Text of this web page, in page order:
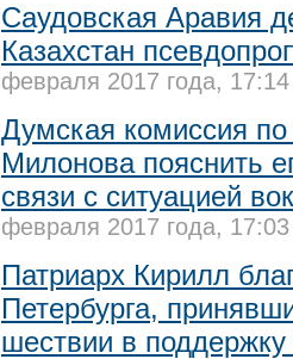
Саудовская Аравия
Казахстан
февраля 2017 года, 17:14
Думская комиссия по
Милонова пояснить
связи с ситуацией
февраля 2017 года, 17:03
Патриарх Кирилл
Петербурга,
шествии в